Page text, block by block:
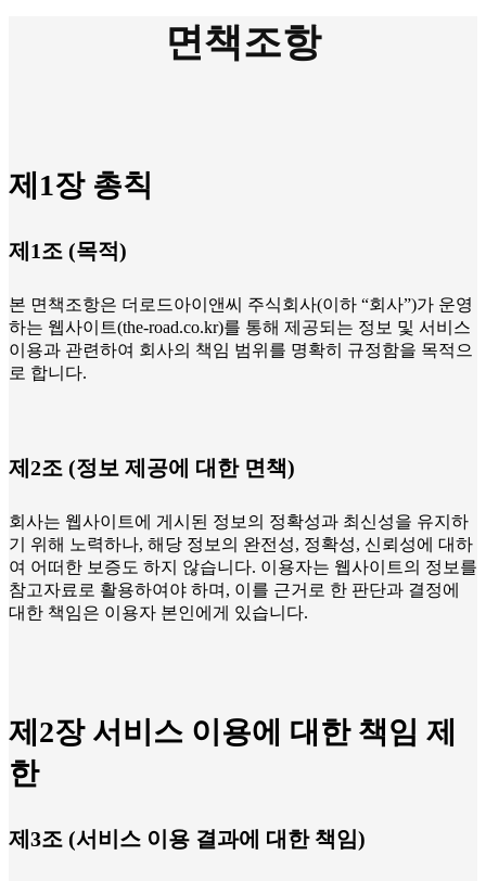
면책조항
제1장 총칙
제1조 (목적)
본 면책조항은 더로드아이앤씨 주식회사(이하 “회사”)가 운영
하는 웹사이트(the-road.co.kr)를 통해 제공되는 정보 및 서비스
이용과 관련하여 회사의 책임 범위를 명확히 규정함을 목적으
로 합니다.
제2조 (정보 제공에 대한 면책)
회사는 웹사이트에 게시된 정보의 정확성과 최신성을 유지하
기 위해 노력하나, 해당 정보의 완전성, 정확성, 신뢰성에 대하
여 어떠한 보증도 하지 않습니다. 이용자는 웹사이트의 정보를
참고자료로 활용하여야 하며, 이를 근거로 한 판단과 결정에
대한 책임은 이용자 본인에게 있습니다.
제2장 서비스 이용에 대한 책임 제
한
제3조 (서비스 이용 결과에 대한 책임)